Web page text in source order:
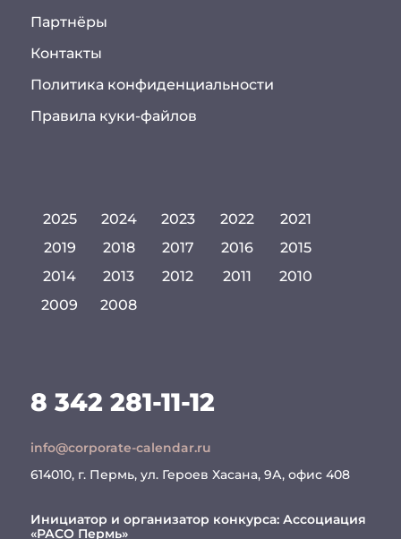
Партнёры
Контакты
Политика конфиденциальности
Правила куки-файлов
2025 2024 2023 2022
2021
2019
2018 2017 2016
2015
2014
2013 2012 2011
2010
2009
2008
8 342 281-11-12
info@corporate-calendar.ru
614010, г. Пермь, ул. Героев Хасана, 9А, офис 408
Инициатор и организатор конкурса: Ассоциация
«РАСО Пермь»